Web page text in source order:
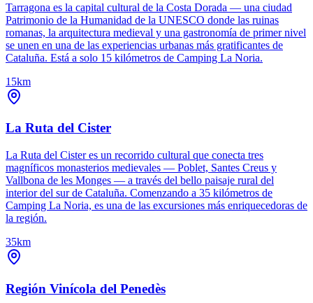
Tarragona es la capital cultural de la Costa Dorada — una ciudad
Patrimonio de la Humanidad de la UNESCO donde las ruinas
romanas, la arquitectura medieval y una gastronomía de primer nivel
se unen en una de las experiencias urbanas más gratificantes de
Cataluña. Está a solo 15 kilómetros de Camping La Noria.
15km
La Ruta del Cister
La Ruta del Cister es un recorrido cultural que conecta tres
magníficos monasterios medievales — Poblet, Santes Creus y
Vallbona de les Monges — a través del bello paisaje rural del
interior del sur de Cataluña. Comenzando a 35 kilómetros de
Camping La Noria, es una de las excursiones más enriquecedoras de
la región.
35km
Región Vinícola del Penedès